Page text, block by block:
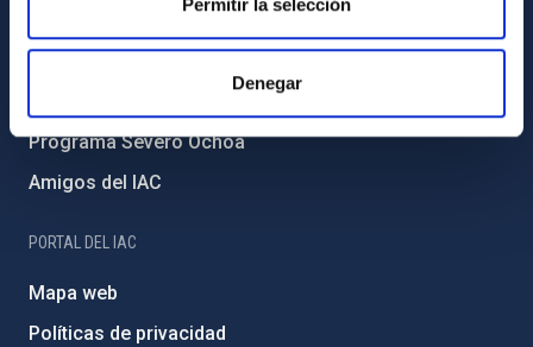
Permitir la selección
Denegar
Programa Severo Ochoa
Amigos del IAC
PORTAL DEL IAC
Mapa web
Políticas de privacidad